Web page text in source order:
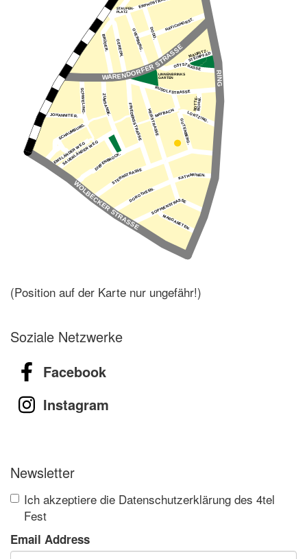
(Position auf der Karte nur ungefähr!)
Soziale Netzwerke
Facebook
Instagram
Newsletter
Ich akzeptiere die Datenschutzerklärung des 4tel
Fest
Email Address